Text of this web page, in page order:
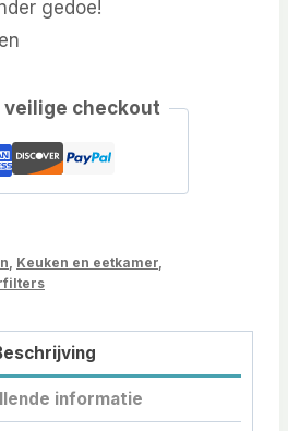
gedoe!
veilige checkout
Keuken en eetkamer
informatie